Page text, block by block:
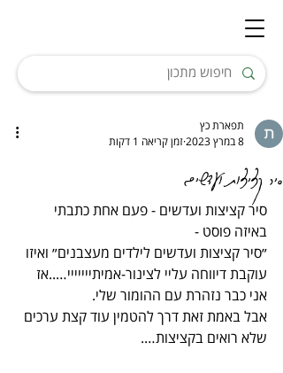
סיר קציצות ועדשים
תפארת כץ
8 במרץ 2023
זמן קריאה 1 דקות
סיר קציצות ועדשים - פעם אחת כתבתי
באיזה פוסט -
״סיר קציצות ועדשים לילדים מעצבנים״ ואיזו
עוקבת דיווחה עליי לצינור-אמיתייייייי…..אז
אני כבר נזהרת עם ההומור שלי.
אבל באמת זאת דרך להטמין עוד קצת ערכים
שלא רואים בקציצות….